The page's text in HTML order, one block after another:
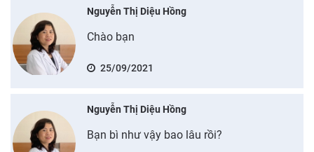
Nguyễn Thị Diệu Hồng
Chào bạn
25/09/2021
Nguyễn Thị Diệu Hồng
Bạn bì như vậy bao lâu rồi?